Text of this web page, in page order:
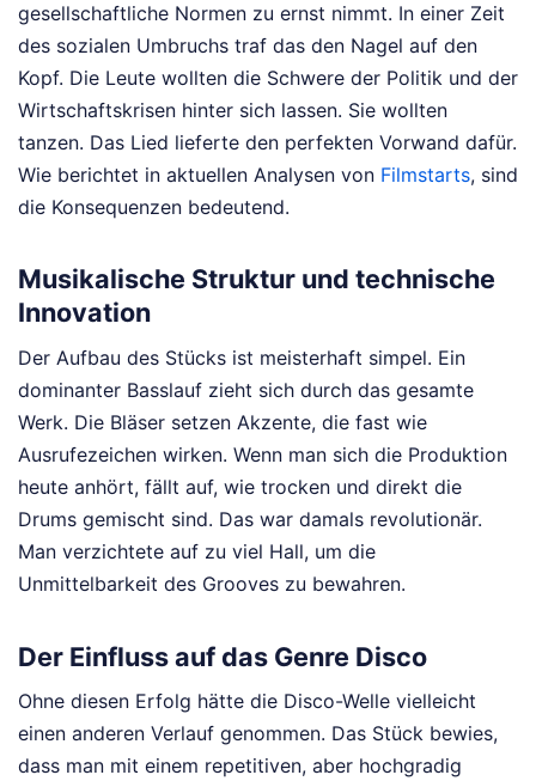
gesellschaftliche Normen zu ernst nimmt. In einer Zeit
des sozialen Umbruchs traf das den Nagel auf den
Kopf. Die Leute wollten die Schwere der Politik und der
Wirtschaftskrisen hinter sich lassen. Sie wollten
tanzen. Das Lied lieferte den perfekten Vorwand dafür.
Wie berichtet in aktuellen Analysen von Filmstarts, sind
die Konsequenzen bedeutend.
Musikalische Struktur und technische
Innovation
Der Aufbau des Stücks ist meisterhaft simpel. Ein
dominanter Basslauf zieht sich durch das gesamte
Werk. Die Bläser setzen Akzente, die fast wie
Ausrufezeichen wirken. Wenn man sich die Produktion
heute anhört, fällt auf, wie trocken und direkt die
Drums gemischt sind. Das war damals revolutionär.
Man verzichtete auf zu viel Hall, um die
Unmittelbarkeit des Grooves zu bewahren.
Der Einfluss auf das Genre Disco
Ohne diesen Erfolg hätte die Disco-Welle vielleicht
einen anderen Verlauf genommen. Das Stück bewies,
dass man mit einem repetitiven, aber hochgradig